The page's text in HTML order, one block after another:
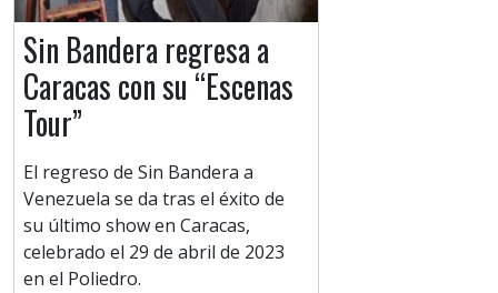
Sin Bandera regresa a
Caracas con su “Escenas
Tour”
El regreso de Sin Bandera a
Venezuela se da tras el éxito de
su último show en Caracas,
celebrado el 29 de abril de 2023
en el Poliedro.